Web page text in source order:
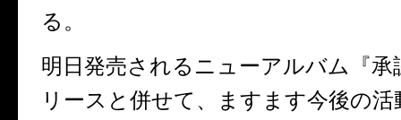
る。
明日発売されるニューアルバム『承
リースと併せて、ますます今後の